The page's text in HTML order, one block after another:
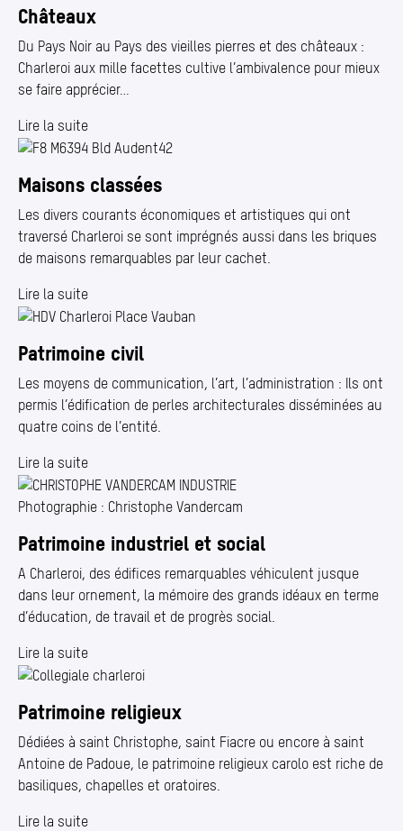
Châteaux
Du Pays Noir au Pays des vieilles pierres et des châteaux :
Charleroi aux mille facettes cultive l’ambivalence pour mieux
se faire apprécier…
Lire la suite
Maisons classées
Les divers courants économiques et artistiques qui ont
traversé Charleroi se sont imprégnés aussi dans les briques
de maisons remarquables par leur cachet.
Lire la suite
Patrimoine civil
Les moyens de communication, l’art, l’administration : Ils ont
permis l’édification de perles architecturales disséminées au
quatre coins de l’entité.
Lire la suite
Photographie : Christophe Vandercam
Patrimoine industriel et social
A Charleroi, des édifices remarquables véhiculent jusque
dans leur ornement, la mémoire des grands idéaux en terme
d’éducation, de travail et de progrès social.
Lire la suite
Patrimoine religieux
Dédiées à saint Christophe, saint Fiacre ou encore à saint
Antoine de Padoue, le patrimoine religieux carolo est riche de
basiliques, chapelles et oratoires.
Lire la suite